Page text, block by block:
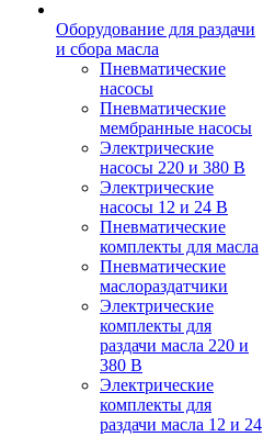
Оборудование для раздачи
и сбора масла
Пневматические
насосы
Пневматические
мембранные насосы
Электрические
насосы 220 и 380 В
Электрические
насосы 12 и 24 В
Пневматические
комплекты для масла
Пневматические
маслораздатчики
Электрические
комплекты для
раздачи масла 220 и
380 В
Электрические
комплекты для
раздачи масла 12 и 24